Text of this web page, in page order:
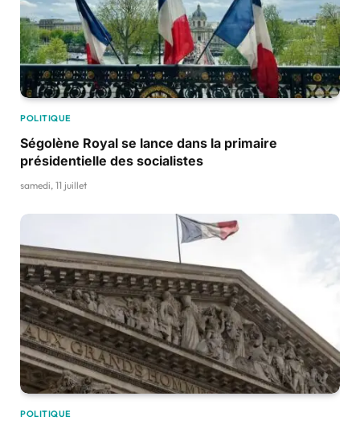
POLITIQUE
Ségolène Royal se lance dans la primaire
présidentielle des socialistes
samedi, 11 juillet
POLITIQUE